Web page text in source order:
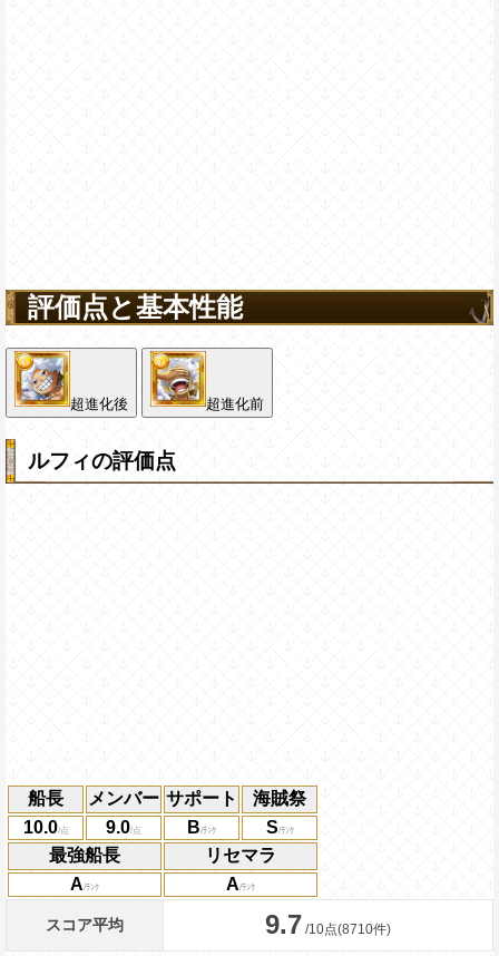
評価点と基本性能
超進化後 超進化前
ルフィの評価点
船長 メンバー サポート
海賊祭
10.0
9.0 B
S
最強船長
リセマラ
A
A